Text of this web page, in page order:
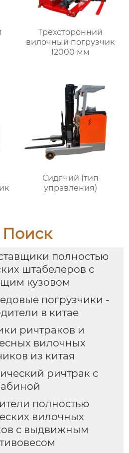
Трёхсторонний
вилочный погрузчик
12000 мм
Сидячий (тип
управления)
Поиск
полностью
штабелеров с
кузовом
погрузчики -
в китае
ричтраков и
вилочных
из китая
ричтрак с
полностью
вилочных
с выдвижным